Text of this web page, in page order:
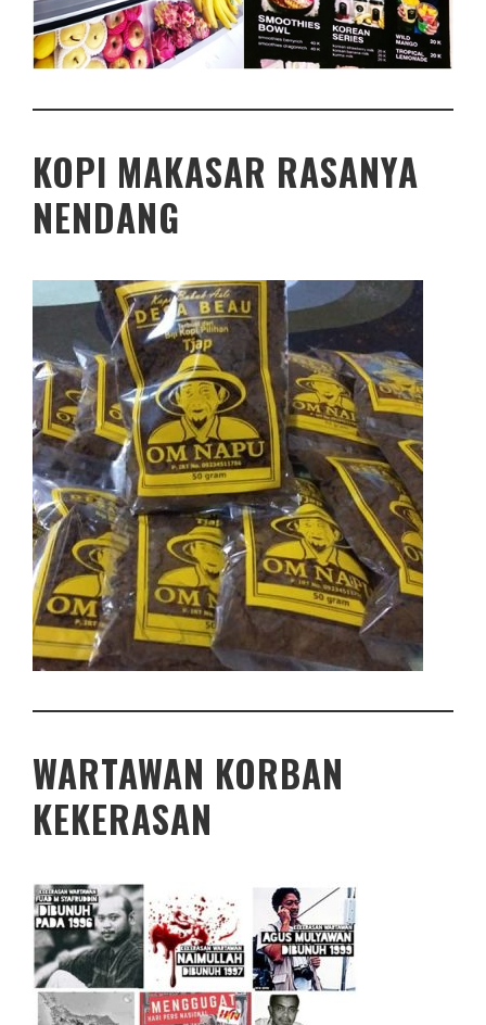
KOPI MAKASAR RASANYA
NENDANG
WARTAWAN KORBAN
KEKERASAN